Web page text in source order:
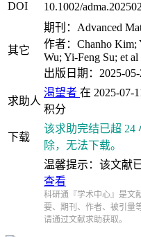
DOI
10.1002/
其它
期刊：Advanced
作者：Chanho Kim;
Wu; Yi‐Feng Su; et al
出版日期：2025-05-
求助人
渴望者 在 2025-07-
积分
下载
该求助完结已超 24
除，无法下载。
温馨提示：该文献
查看
科研通『学术中心』是文
要、期刊、作者、被引量
请通过文献求助获取。